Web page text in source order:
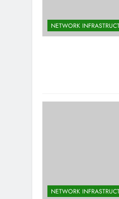
NETWORK
NETWORK